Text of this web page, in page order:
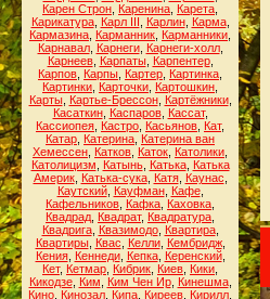
Карен Строн Каренина Карета
Карикатура, Карл III Карлин, Карма,
Кармазина Карманник Карманники
Карнавал, Карнеги, Карнеги-холл,
Карнеев, Карпаты, Карпентер,
Карпов Карпы Картер Картинка
Картинки Карточки Картошкин
Карты, Картье-Брессон, Картёжники,
Касаткин, Каспаров, Кассат,
Кассиопея Кастро Касьянов Кат,
Катар Катерина Катерина ван
Хемессен Катков Каток Католики
Католицизм
Катынь, Катька, Катька
Америк, Катька-сука, Катя, Каунас
Каутский, Кауфман, Кафе,
Кафельников Кафка Каховка
Квадрад Квадрат, Квадратура
Квадрига, Квазимодо, Квартира,
Квартиры, Квас Келли, Кембридж,
Кения, Кеннеди, Кепка, Керенский,
Кет, Кетмар Кибрик Киев Кики
Кикодзе, Ким Ким Чен Ир, Кинешма,
Кино Кинозал Кипа Киреев Кирилл